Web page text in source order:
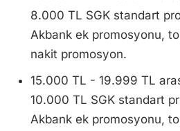
8.000 TL SGK standart
Akbank ek promosyonu,
nakit promosyon.
15.000 TL - 19.999 TL
10.000 TL SGK standart
Akbank ek promosyonu,